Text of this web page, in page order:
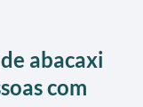
abacaxi
com